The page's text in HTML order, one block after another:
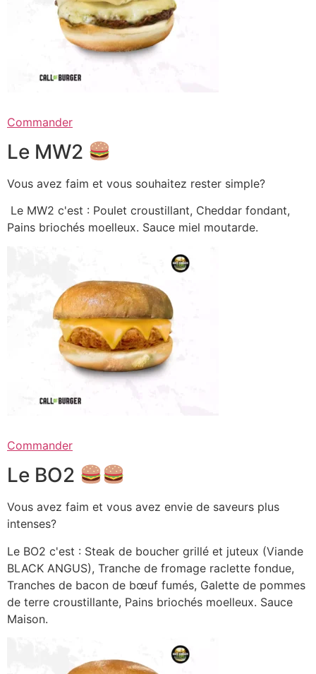
Commander
Le MW2
Vous avez faim et vous souhaitez rester simple?
Le MW2 c'est : Poulet croustillant, Cheddar fondant,
Pains briochés moelleux. Sauce miel moutarde.
Commander
Le BO2
Vous avez faim et vous avez envie de saveurs plus
intenses?
Le BO2 c'est : Steak de boucher grillé et juteux (Viande
BLACK ANGUS), Tranche de fromage raclette fondue,
Tranches de bacon de bœuf fumés, Galette de pommes
de terre croustillante, Pains briochés moelleux. Sauce
Maison.